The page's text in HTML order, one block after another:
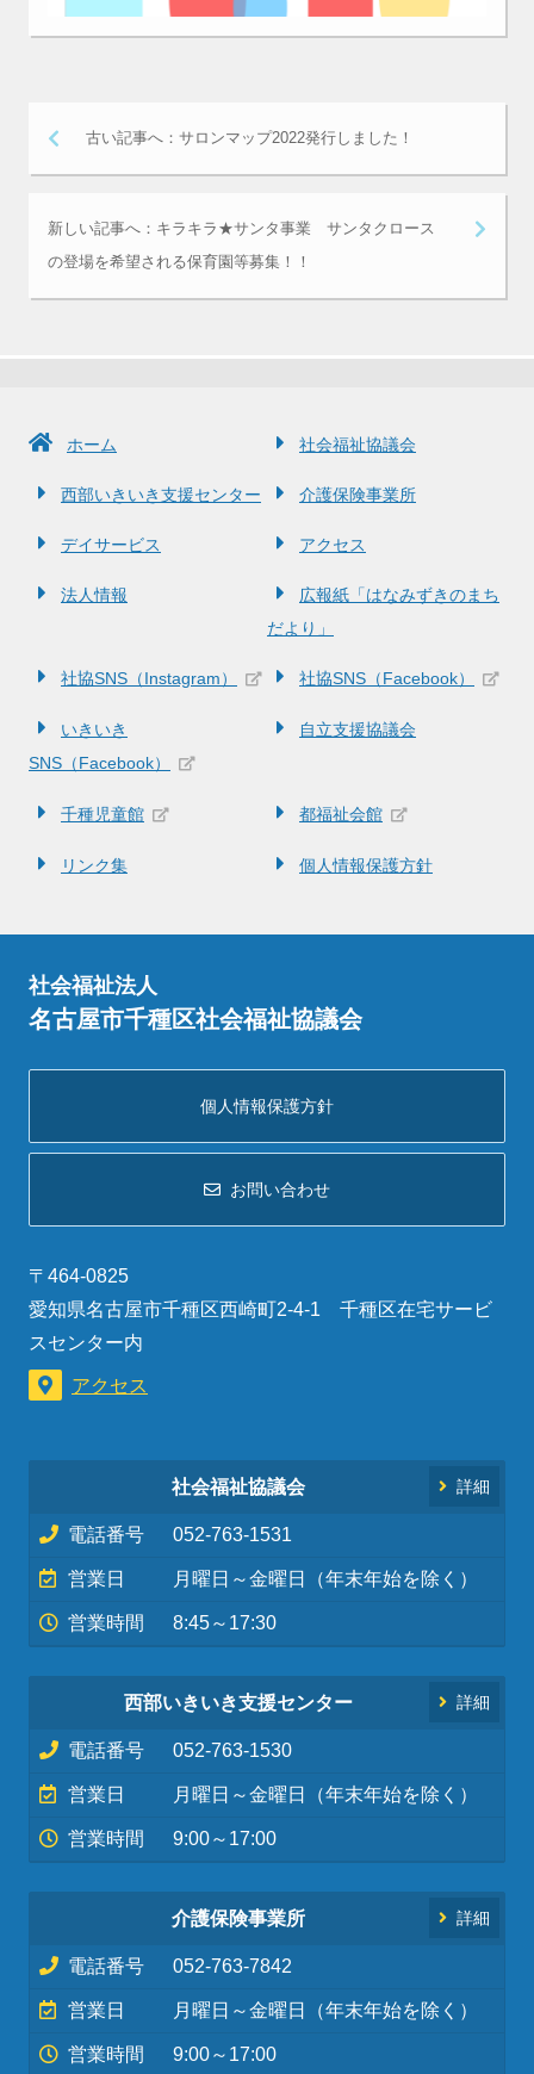
古い記事へ：サロンマップ2022発行しました！
新しい記事へ：キラキラ★サンタ事業 サンタクロース
の登場を希望される保育園等募集！！
ホーム 社会福祉協議会
西部いきいき支援センター 介護保険事業所
デイサービス アクセス
法人情報
広報紙「はなみずきのまち
だより」
社協SNS（Instagram） 社協SNS（Facebook）
いきいき
SNS（Facebook）
自立支援協議会
千種児童館 都福祉会館
リンク集 個人情報保護方針
社会福祉法人
名古屋市千種区社会福祉協議会
個人情報保護方針
お問い合わせ
〒464-0825
愛知県名古屋市千種区西崎町2-4-1 千種区在宅サービ
スセンター内
アクセス
社会福祉協議会 詳細
電話番号 052-763-1531
営業日 月曜日～金曜日（年末年始を除く）
営業時間 8:45～17:30
西部いきいき支援センター 詳細
電話番号 052-763-1530
営業日 月曜日～金曜日（年末年始を除く）
営業時間 9:00～17:00
介護保険事業所 詳細
電話番号 052-763-7842
営業日 月曜日～金曜日（年末年始を除く）
営業時間 9:00～17:00